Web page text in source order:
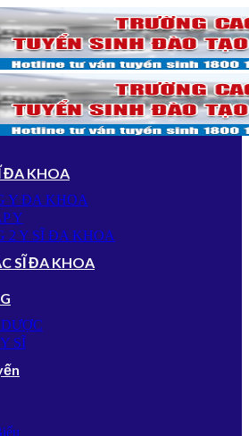
ĐA KHOA
Y ĐA KHOA
Y
2 Y SĨ ĐA KHOA
SĨ ĐA KHOA
SĨ